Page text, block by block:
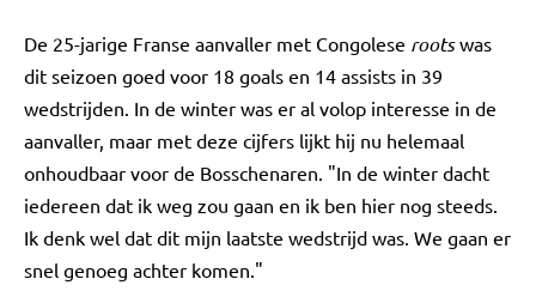
De 25-jarige Franse aanvaller met Congolese rootswas
dit seizoen goed voor 18 goals en 14 assists in 39
wedstrijden. In de winter was er al volop interesse in de
aanvaller, maar met deze cijfers lijkt hij nu helemaal
onhoudbaar voor de Bosschenaren. "In de winter dacht
iedereen dat ik weg zou gaan en ik ben hier nog steeds.
Ik denk wel dat dit mijn laatste wedstrijd was. We gaan er
snel genoeg achter komen."